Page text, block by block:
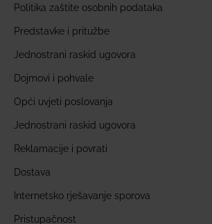
Politika zaštite osobnih podataka
Predstavke i pritužbe
Jednostrani raskid ugovora
Dojmovi i pohvale
Opći uvjeti poslovanja
Jednostrani raskid ugovora
Reklamacije i povrati
Dostava
Internetsko rješavanje sporova
Pristupačnost